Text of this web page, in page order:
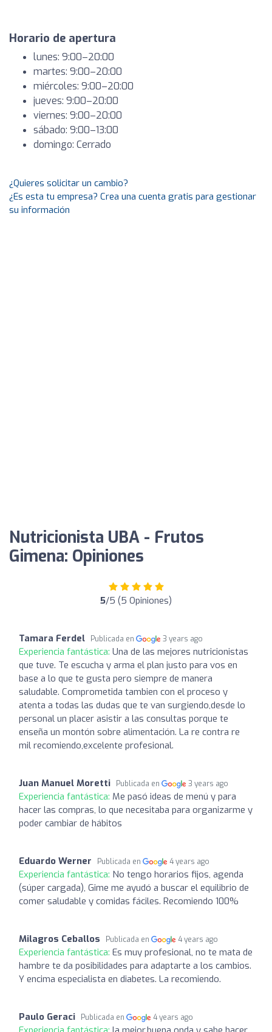
Horario de apertura
lunes: 9:00–20:00
martes: 9:00–20:00
miércoles: 9:00–20:00
jueves: 9:00–20:00
viernes: 9:00–20:00
sábado: 9:00–13:00
domingo: Cerrado
¿Quieres solicitar un cambio?
¿Es esta tu empresa? Crea una cuenta gratis para gestionar
su información
Nutricionista UBA - Frutos
Gimena: Opiniones
5/5 (5 Opiniones)
Tamara Ferdel Publicada en 3 years ago
Experiencia fantástica: Una de las mejores nutricionistas
que tuve. Te escucha y arma el plan justo para vos en
base a lo que te gusta pero siempre de manera
saludable. Comprometida tambien con el proceso y
atenta a todas las dudas que te van surgiendo,desde lo
personal un placer asistir a las consultas porque te
enseña un montón sobre alimentación. La re contra re
mil recomiendo,excelente profesional.
Juan Manuel Moretti Publicada en 3 years ago
Experiencia fantástica: Me pasó ideas de menú y para
hacer las compras, lo que necesitaba para organizarme y
poder cambiar de hábitos
Eduardo Werner Publicada en 4 years ago
Experiencia fantástica: No tengo horarios fijos, agenda
(súper cargada), Gime me ayudó a buscar el equilibrio de
comer saludable y comidas fáciles. Recomiendo 100%
Milagros Ceballos Publicada en 4 years ago
Experiencia fantástica: Es muy profesional, no te mata de
hambre te da posibilidades para adaptarte a los cambios.
Y encima especialista en diabetes. La recomiendo.
Paulo Geraci Publicada en 4 years ago